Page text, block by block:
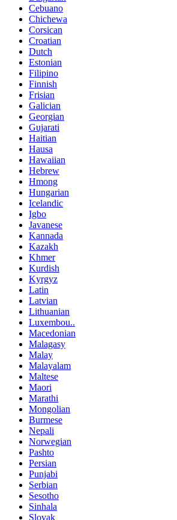
Cebuano
Chichewa
Corsican
Croatian
Dutch
Estonian
Filipino
Finnish
Frisian
Galician
Georgian
Gujarati
Haitian
Hausa
Hawaiian
Hebrew
Hmong
Hungarian
Icelandic
Igbo
Javanese
Kannada
Kazakh
Khmer
Kurdish
Kyrgyz
Latin
Latvian
Lithuanian
Luxembou..
Macedonian
Malagasy
Malay
Malayalam
Maltese
Maori
Marathi
Mongolian
Burmese
Nepali
Norwegian
Pashto
Persian
Punjabi
Serbian
Sesotho
Sinhala
Slovak